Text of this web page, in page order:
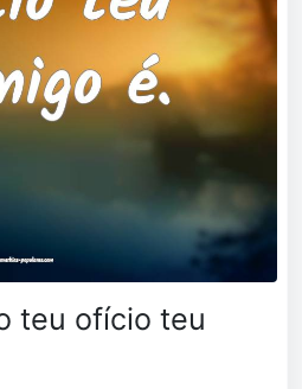
teu ofício teu